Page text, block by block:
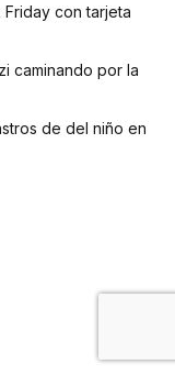
con tarjeta
caminando por la
de del niño en